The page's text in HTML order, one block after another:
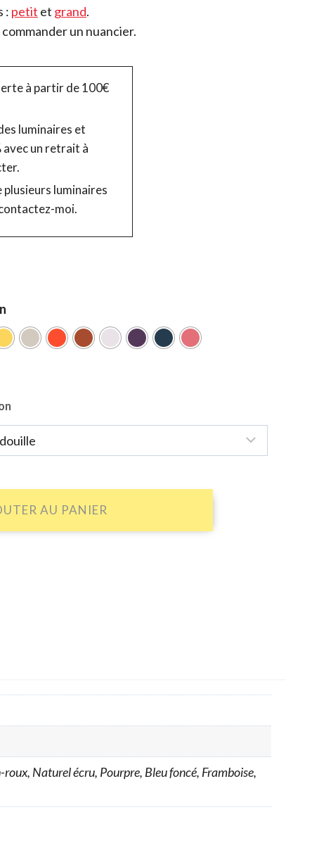
: petit et grand.
un nuancier.
à partir de 100€
luminaires et
avec un retrait à
luminaires
moi.
AU PANIER
Naturel écru, Pourpre, Bleu foncé, Framboise,